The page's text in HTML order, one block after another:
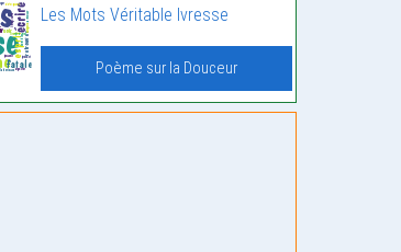
Les Mots Véritable Ivresse
Poème sur la Douceur